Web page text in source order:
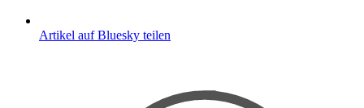
Artikel auf Bluesky teilen